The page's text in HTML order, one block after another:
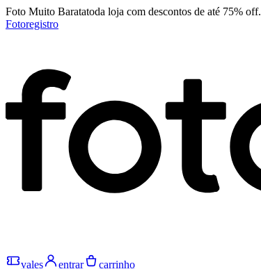
Foto Muito Baratatoda loja com descontos de até 75% off.
Fotoregistro
vales entrar
carrinho